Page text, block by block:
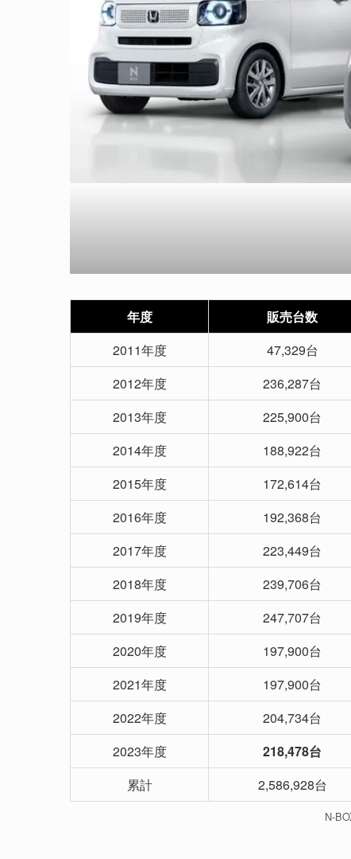
年度 販売台数
2011年度
47,329台
2012年度
236,287台
2013年度
225,900台
2014年度
188,922台
2015年度
172,614台
2016年度
192,368台
2017年度
223,449台
2018年度
239,706台
2019年度
247,707台
2020年度
197,900台
2021年度
197,900台
2022年度
204,734台
2023年度
218,478台
累計
2,586,928台
N-